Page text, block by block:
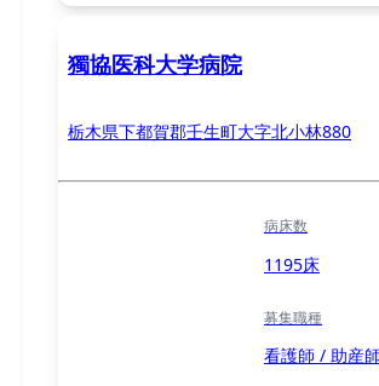
獨協医科大学病院
栃木県下都賀郡壬生町大字北小林880
病床数
1195床
募集職種
看護師 / 助産師